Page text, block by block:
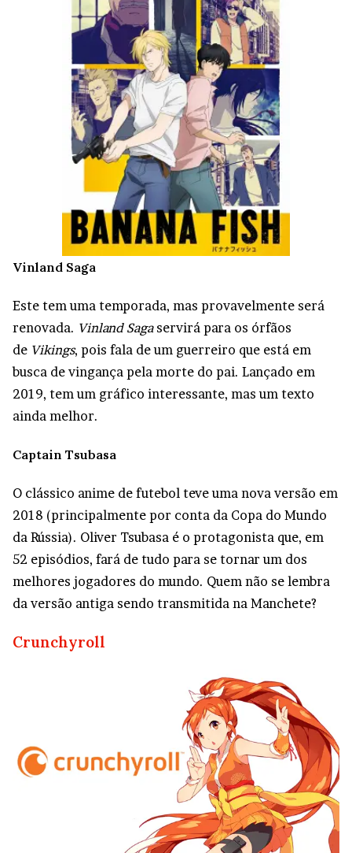
Vinland Saga
Este tem uma temporada, mas provavelmente será
renovada. Vinland Saga servirá para os órfãos
de Vikings, pois fala de um guerreiro que está em
busca de vingança pela morte do pai. Lançado em
2019, tem um gráfico interessante, mas um texto
ainda melhor.
Captain Tsubasa
O clássico anime de futebol teve uma nova versão em
2018 (principalmente por conta da Copa do Mundo
da Rússia). Oliver Tsubasa é o protagonista que, em
52 episódios, fará de tudo para se tornar um dos
melhores jogadores do mundo. Quem não se lembra
da versão antiga sendo transmitida na Manchete?
Crunchyroll